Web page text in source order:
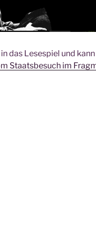
das Lesespiel und
Staatsbesuch im